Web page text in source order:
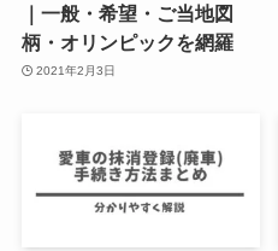
｜一般・希望・ご当地図
柄・オリンピックを網羅
2021年2月3日